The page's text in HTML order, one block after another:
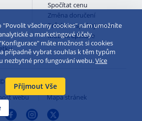
Spočítat cenu
Změna doručení
Průzkum spokojenosti
Mobilní aplikace
© 2026 Česká pošta
webu Mapa stránek
všechny cookies" nám umožníte
a marketingové účely.
máte možnost si cookies
případně vybrat souhlas k těm typům
nezbytné pro fungování webu.Více
Příjmout Vše